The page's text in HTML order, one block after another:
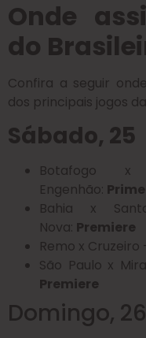
Onde
do
Confira a seguir
dos principais jogos
Sábado, 25
Botafogo x
Engenhão:
Bahia x
Nova: Premiere
Remo x Cruzeiro
São Paulo x
Premiere
Domingo, 26